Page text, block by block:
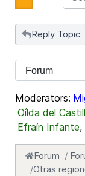
Reply Topic
Moderators:
Oílda del
Efraín Infante,
Forum
Otras